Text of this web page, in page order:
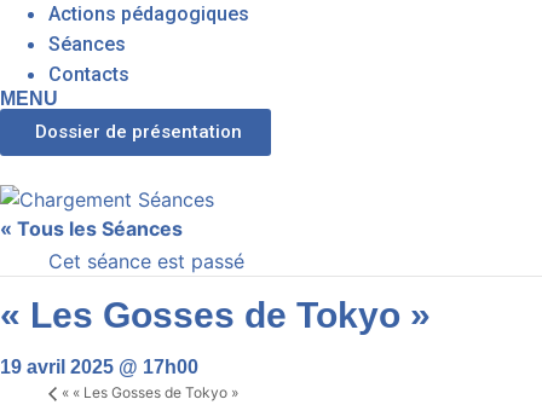
Actions pédagogiques
Séances
Contacts
MENU
Dossier de présentation
« Tous les Séances
Cet séance est passé
« Les Gosses de Tokyo »
19 avril 2025 @ 17h00
« « Les Gosses de Tokyo »